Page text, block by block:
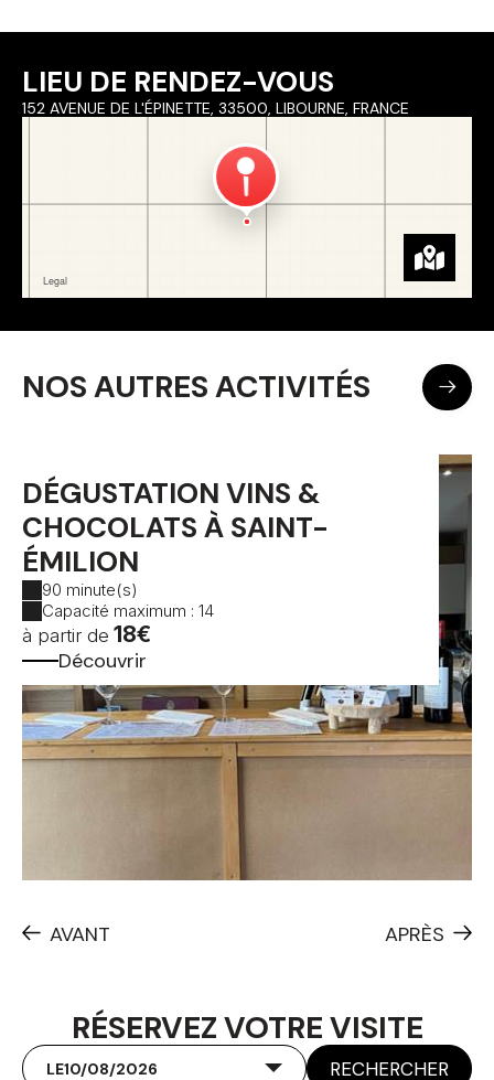
LIEU DE RENDEZ-VOUS
152 AVENUE DE L'ÉPINETTE, 33500, LIBOURNE, FRANCE
NOS AUTRES ACTIVITÉS
DÉGUSTATION VINS &
CHOCOLATS À SAINT-
ÉMILION
90 minute(s)
Capacité maximum : 14
à partir de 18€
Découvrir
AVANT APRÈS
RÉSERVEZ VOTRE VISITE
LE RECHERCHER